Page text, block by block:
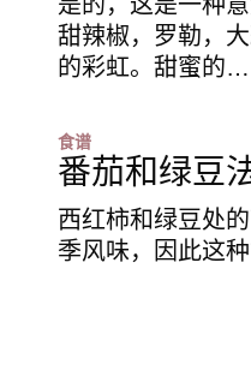
甜辣椒，罗勒，
的彩虹。甜蜜的
食谱
番茄和绿豆
西红柿和绿豆处
季风味，因此这